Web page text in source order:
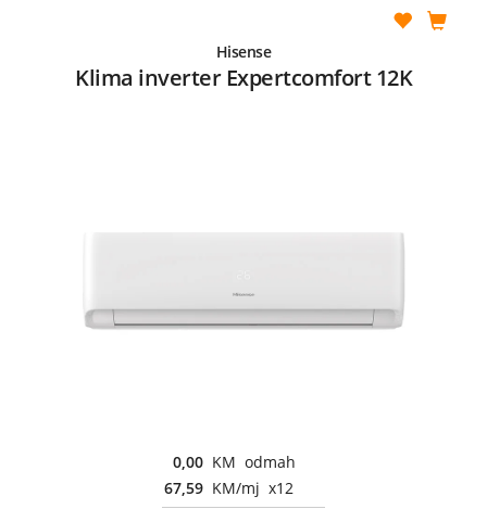
Hisense
Klima inverter Expertcomfort 12K
0,00 KM odmah
67,59 KM/mj x12